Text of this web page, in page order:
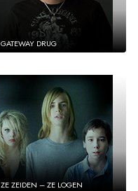
GATEWAY DRUG
ZE ZEIDEN – ZE LOGEN